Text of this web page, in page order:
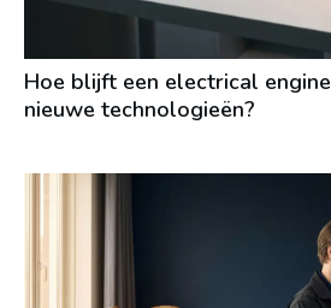
Hoe blijft een electrical
nieuwe technologieën?